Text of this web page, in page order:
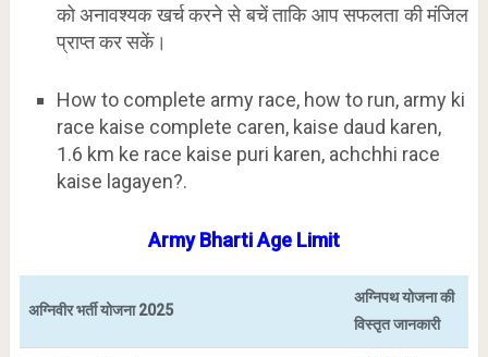
को अनावश्यक खर्च करने से बचें ताकि आप सफलता की मंजिल
प्राप्त कर सकें।
How to complete army race, how to run, army ki
race kaise complete caren, kaise daud karen,
1.6 km ke race kaise puri karen, achchhi race
kaise lagayen?.
Army Bharti Age Limit
अग्निवीर भर्ती योजना 2025
अग्निपथ योजना की
विस्तृत जानकारी